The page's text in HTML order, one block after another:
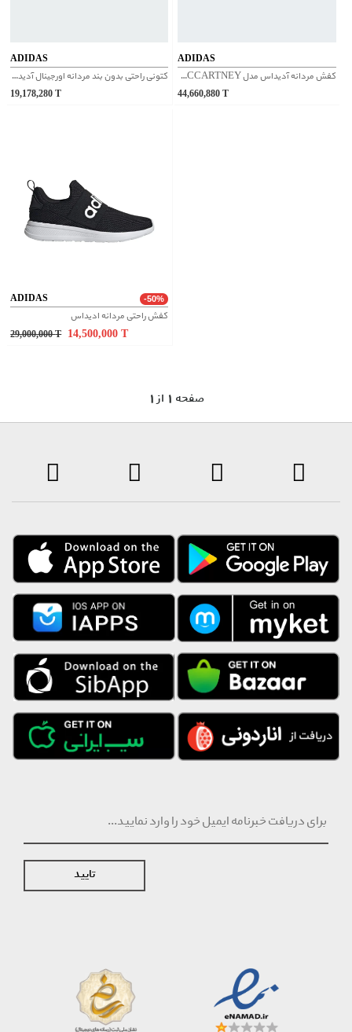
ADIDAS
کتونی راحتی بدون بند مردانه اورجینال آدیداس | JH6804
19,178,280
ADIDAS
کفش مردانه آدیداس مدل STELLA MCCARTNEY کد HP3206
44,660,880
ADIDAS -50%
کفش راحتی مردانه ادیداس
29,000,000 T 14,500,000
1 صفحه 1 از
تایید